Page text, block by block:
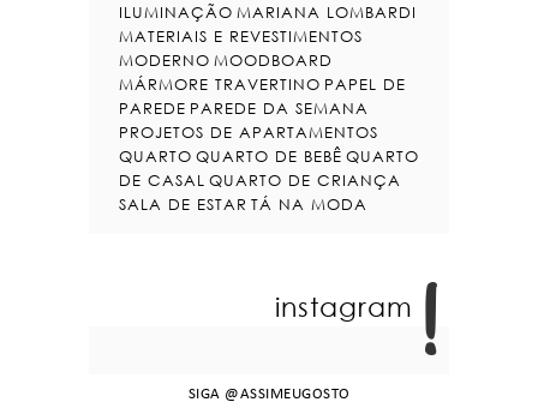
ILUMINAÇÃO MARIANA LOMBARDI
MATERIAIS E REVESTIMENTOS
MODERNO MOODBOARD
MÁRMORE TRAVERTINO PAPEL DE
PAREDE PAREDE DA SEMANA
PROJETOS DE APARTAMENTOS
QUARTO QUARTO DE BEBÊ QUARTO
DE CASAL QUARTO DE CRIANÇA
SALA DE ESTAR TÁ NA MODA
instagram
SIGA @ASSIMEUGOSTO